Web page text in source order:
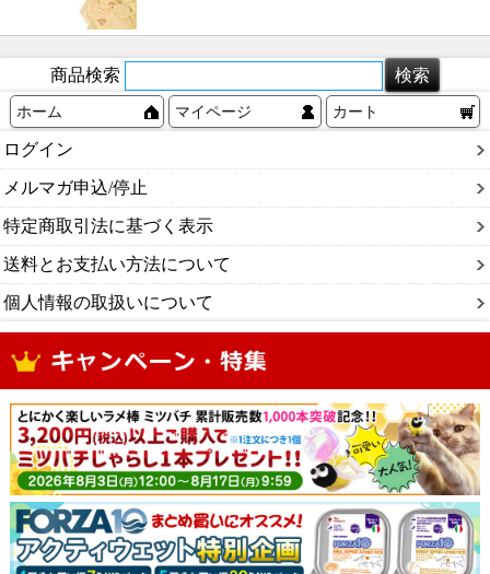
商品検索
ホーム マイページ カート
ログイン
メルマガ申込/停止
特定商取引法に基づく表示
送料とお支払い方法について
個人情報の取扱いについて